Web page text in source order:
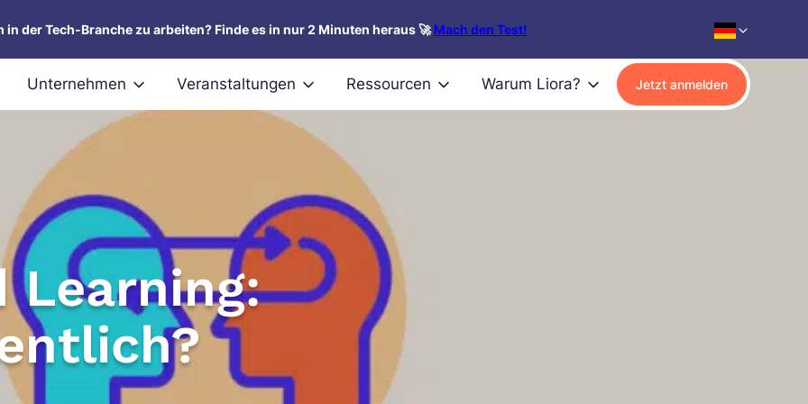
in der Tech-Branche zu arbeiten? Finde es in nur 2 Minuten heraus 🚀Mach den Test!
Unternehmen Veranstaltungen Ressourcen Warum Liora? Jetzt anmelden
Learning: